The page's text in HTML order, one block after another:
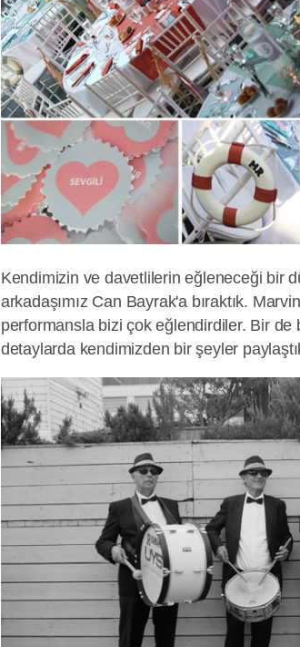
Kendimizin ve davetlilerin eğleneceği bir
arkadaşımız Can Bayrak'a bıraktık.
performansla bizi çok eğlendirdiler. Bir de
detaylarda kendimizden bir şeyler